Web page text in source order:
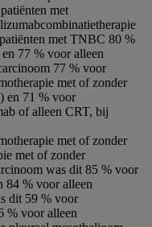
met
met TNBC 80 %
77 % voor alleen
77 % voor
met of zonder
en 71 % voor
of alleen CRT, bij
met of zonder
met of zonder
was dit 85 % voor
84 % voor alleen
dit 59 % voor
% voor alleen